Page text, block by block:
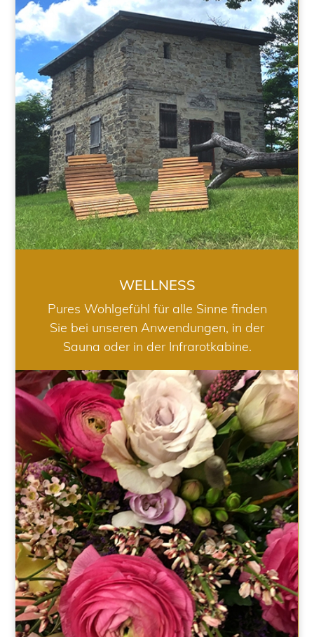
WELLNESS
WELLNESS
Pures Wohlgefühl für alle Sinne finden
Sie bei unseren Anwendungen, in der
Sauna oder in der Infrarotkabine.
HOCHZEIT